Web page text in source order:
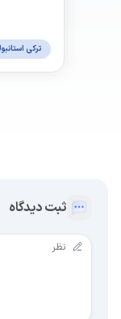
ترکی
ثبت دیدگاه